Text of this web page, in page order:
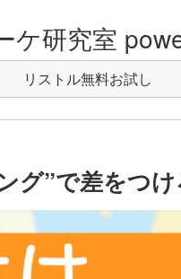
ケ研究室
リストル無料お試し
”で差をつけ